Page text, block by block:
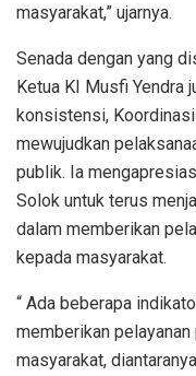
masyarakat,” ujarnya.
Senada dengan yang
Ketua KI Musfi Yendra
konsistensi,
mewujudkan
publik. Ia
Solok untuk terus
dalam memberikan
kepada masyarakat.
“ Ada beberapa
memberikan
masyarakat,